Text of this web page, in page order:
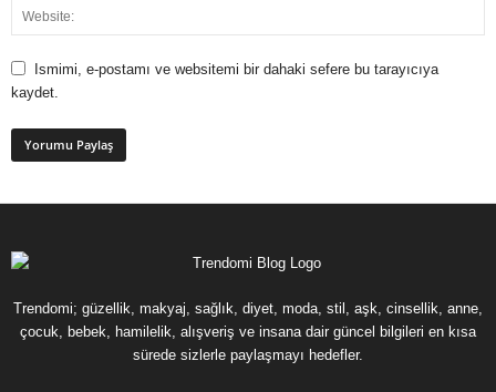
Ismimi, e-postamı ve websitemi bir dahaki sefere bu tarayıcıya
kaydet.
Trendomi; güzellik, makyaj, sağlık, diyet, moda, stil, aşk, cinsellik, anne,
çocuk, bebek, hamilelik, alışveriş ve insana dair güncel bilgileri en kısa
sürede sizlerle paylaşmayı hedefler.